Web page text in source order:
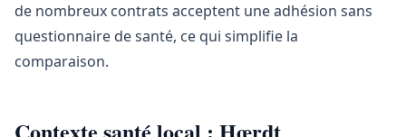
de nombreux contrats acceptent une adhésion sans
questionnaire de santé, ce qui simplifie la
comparaison.